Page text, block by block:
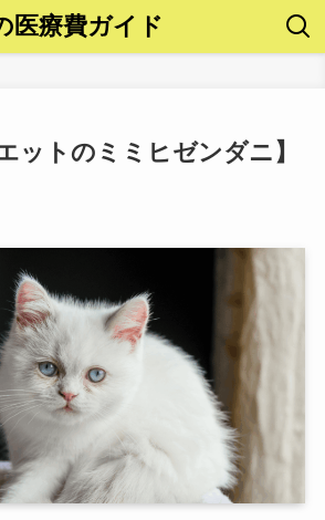
医療費ガイド
ットのミミヒゼンダニ】